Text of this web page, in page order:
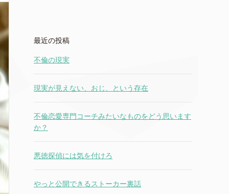
最近の投稿
不倫の現実
現実が見えない、おじ、という存在
不倫恋愛専門コーチみたいなものをどう思います
か？
悪徳探偵には気を付けろ
やっと公開できるストーカー裏話